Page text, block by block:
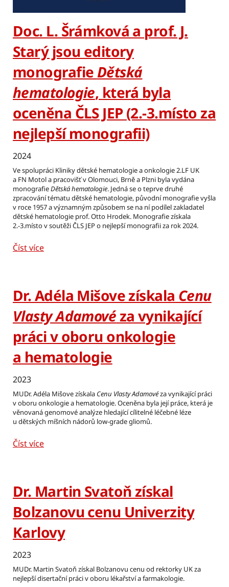
Doc. L. Šrámková a prof. J.
Starý jsou editory
monografieDětská
hematologie, která byla
oceněna ČLS JEP (2.-3.místo za
nejlepší monografii)
2024
Ve spolupráci Kliniky dětské hematologie a onkologie 2.LF UK
a FN Motol a pracovišť v Olomouci, Brně a Plzni byla vydána
monografieDětská hematologie. Jedná se o teprve druhé
zpracování tématu dětské hematologie, původní monografie vyšla
v roce 1957 a významným způsobem se na ní podílel zakladatel
dětské hematologie prof. Otto Hrodek. Monografie získala
2.-3.místo v soutěži ČLS JEP o nejlepší monografii za rok 2024.
Číst více
Dr. Adéla Mišove získala Cenu
Vlasty Adamovéza vynikající
práci v oboru onkologie
a hematologie
2023
MUDr. Adéla Mišove získala Cenu Vlasty Adamovéza vynikající práci
v oboru onkologie a hematologie. Oceněna byla její práce, která je
věnovaná genomové analýze hledající cílitelné léčebné léze
u dětských míšních nádorů low-grade gliomů.
Číst více
Dr. Martin Svatoň získal
Bolzanovu cenu Univerzity
Karlovy
2023
MUDr. Martin Svatoň získal Bolzanovu cenu od rektorky UK za
nejlepší disertační práci v oboru lékařství a farmakologie.